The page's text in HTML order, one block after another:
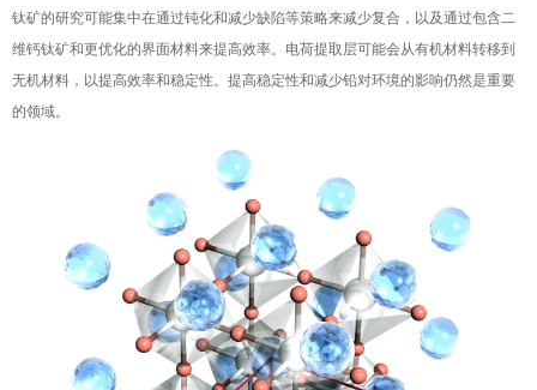
钛矿的研究可能集中在通过钝化和减少缺陷等策略来减少复合，以及通过包含二
维钙钛矿和更优化的界面材料来提高效率。电荷提取层可能会从有机材料转移到
无机材料，以提高效率和稳定性。提高稳定性和减少铅对环境的影响仍然是重要
的领域。